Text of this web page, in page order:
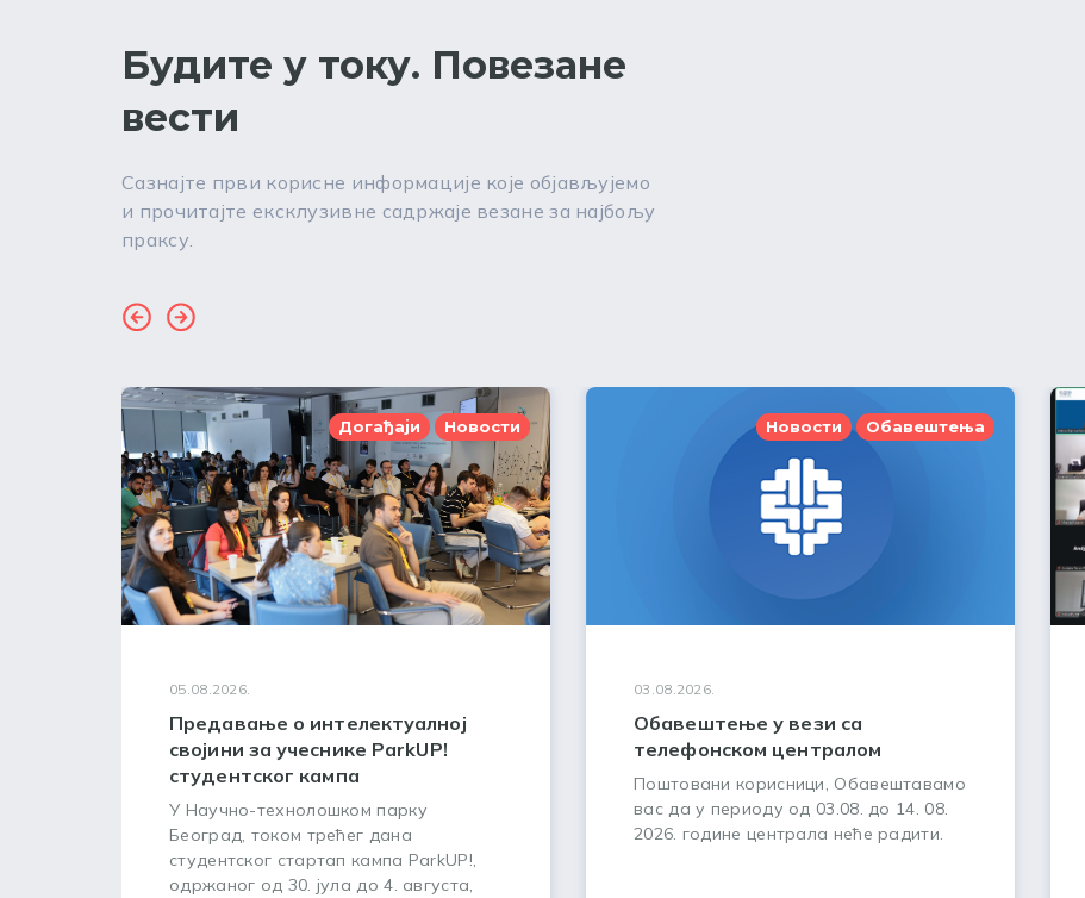
Будите у току. Повезане
вести
Сазнајте први корисне информације које објављујемо
и прочитајте ексклузивне садржаје везане за најбољу
праксу.
Догађаји Новости
05.08.2026.
Предавање о интелектуалној
својини за учеснике ParkUP!
студентског кампа
У Научно-технолошком парку
Београд, током трећег дана
студентског стартап кампа ParkUP!,
одржаног од 30. јула до 4. августа,
Новости Обавештења
03.08.2026.
Обавештење у вези са
телефонском централом
Поштовани корисници, Обавештавамо
вас да у периоду од 03.08. до 14. 08.
2026. године централа неће радити.